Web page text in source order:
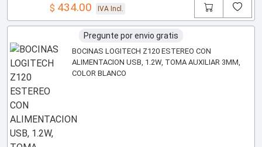
$ 434.00 IVA Incl.
Pregunte por envio gratis
BOCINAS LOGITECH Z120 ESTEREO CON
ALIMENTACION USB, 1.2W, TOMA AUXILIAR 3MM,
COLOR BLANCO